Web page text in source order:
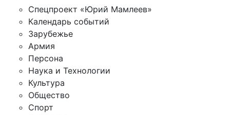
Спецпроект «Юрий Мамлеев»
Календарь событий
Зарубежье
Армия
Персона
Наука и Технологии
Культура
Общество
Спорт